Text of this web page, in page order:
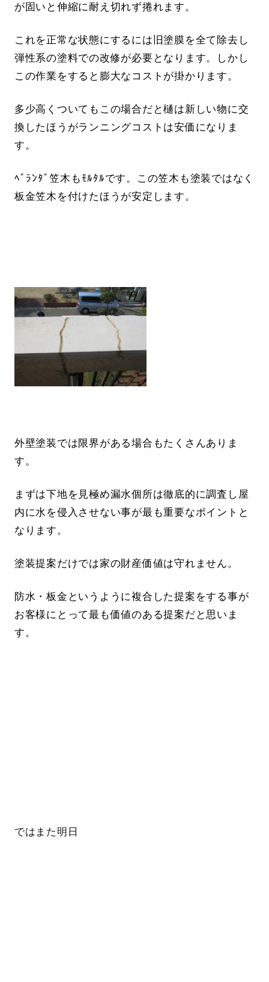
が固いと伸縮に耐え切れず捲れます。
これを正常な状態にするには旧塗膜を全て除去し
弾性系の塗料での改修が必要となります。しかし
この作業をすると膨大なコストが掛かります。
多少高くついてもこの場合だと樋は新しい物に交
換したほうがランニングコストは安価になりま
す。
ﾍﾞﾗﾝﾀﾞ笠木もﾓﾙﾀﾙです。この笠木も塗装ではなく
板金笠木を付けたほうが安定します。
外壁塗装では限界がある場合もたくさんありま
す。
まずは下地を見極め漏水個所は徹底的に調査し屋
内に水を侵入させない事が最も重要なポイントと
なります。
塗装提案だけでは家の財産価値は守れません。
防水・板金というように複合した提案をする事が
お客様にとって最も価値のある提案だと思いま
す。
ではまた明日